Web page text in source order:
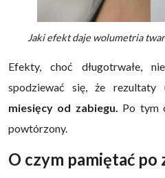
Jaki efekt daje wolumetria
Efekty, choć długotrwałe,
spodziewać się, że rezultaty
miesięcy od zabiegu. Po tym
powtórzony.
O czym pamiętać po